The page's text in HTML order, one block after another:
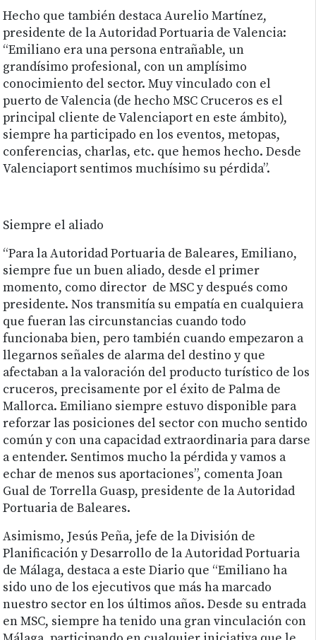
Hecho que también destaca Aurelio Martínez,
presidente de la Autoridad Portuaria de Valencia:
“Emiliano era una persona entrañable, un
grandísimo profesional, con un amplísimo
conocimiento del sector. Muy vinculado con el
puerto de Valencia (de hecho MSC Cruceros es el
principal cliente de Valenciaport en este ámbito),
siempre ha participado en los eventos, metopas,
conferencias, charlas, etc. que hemos hecho. Desde
Valenciaport sentimos muchísimo su pérdida”.
Siempre el aliado
“Para la Autoridad Portuaria de Baleares, Emiliano,
siempre fue un buen aliado, desde el primer
momento, como director de MSC y después como
presidente. Nos transmitía su empatía en cualquiera
que fueran las circunstancias cuando todo
funcionaba bien, pero también cuando empezaron a
llegarnos señales de alarma del destino y que
afectaban a la valoración del producto turístico de los
cruceros, precisamente por el éxito de Palma de
Mallorca. Emiliano siempre estuvo disponible para
reforzar las posiciones del sector con mucho sentido
común y con una capacidad extraordinaria para darse
a entender. Sentimos mucho la pérdida y vamos a
echar de menos sus aportaciones”, comenta Joan
Gual de Torrella Guasp, presidente de la Autoridad
Portuaria de Baleares.
Asimismo, Jesús Peña, jefe de la División de
Planificación y Desarrollo de la Autoridad Portuaria
de Málaga, destaca a este Diario que “Emiliano ha
sido uno de los ejecutivos que más ha marcado
nuestro sector en los últimos años. Desde su entrada
en MSC, siempre ha tenido una gran vinculación con